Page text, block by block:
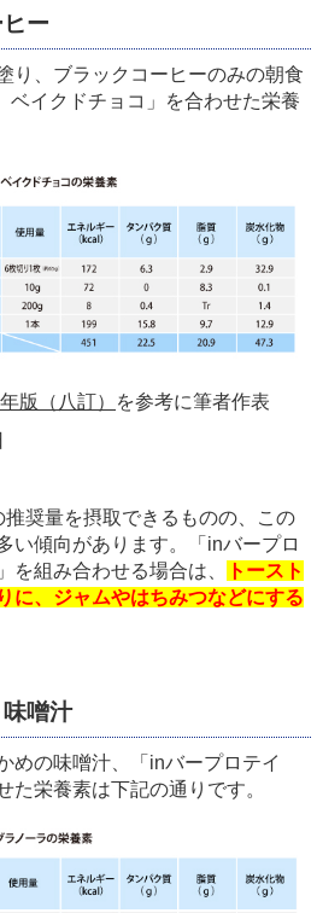
ー
り、ブラックコーヒーのみの朝食
イクドチョコ」を合わせた栄養
版（八訂）
を参考に筆者作表
奨量を摂取できるものの、この
い傾向があります。「 inバープロ
組み合わせる場合は、
トースト
に、ジャムやはちみつなどにする
味噌汁
めの味噌汁、「 inバープロテイ
栄養素は下記の通りです。